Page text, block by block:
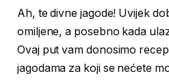
Ah, te divne jagode! Uvijek
omiljene, a posebno kada
Ovaj put vam donosimo
jagodama za koji se nećete